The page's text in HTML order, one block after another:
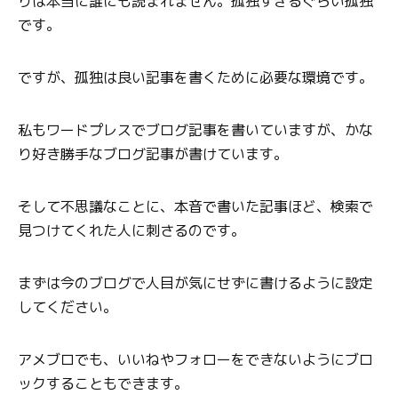
です。
ですが、孤独は良い記事を書くために必要な環境です。
私もワードプレスでブログ記事を書いていますが、かな
り好き勝手なブログ記事が書けています。
そして不思議なことに、本音で書いた記事ほど、検索で
見つけてくれた人に刺さるのです。
まずは今のブログで人目が気にせずに書けるように設定
してください。
アメブロでも、いいねやフォローをできないようにブロ
ックすることもできます。